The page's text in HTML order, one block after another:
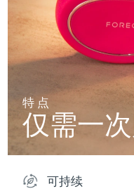
特点
仅需一
可持续